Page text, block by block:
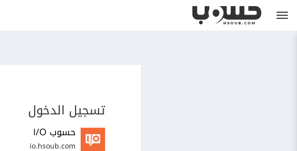
تسجيل الدخول
حسوب I/O
io.hsoub.com